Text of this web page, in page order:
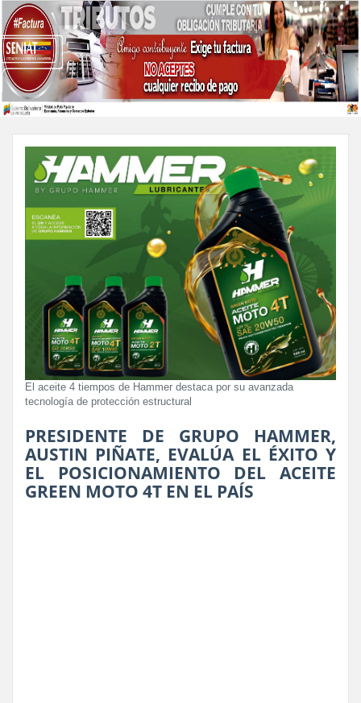
El aceite 4 tiempos de Hammer destaca por su avanzada
tecnología de protección estructural
PRESIDENTE DE GRUPO HAMMER,
AUSTIN PIÑATE, EVALÚA EL ÉXITO Y
EL POSICIONAMIENTO DEL ACEITE
GREEN MOTO 4T EN EL PAÍS